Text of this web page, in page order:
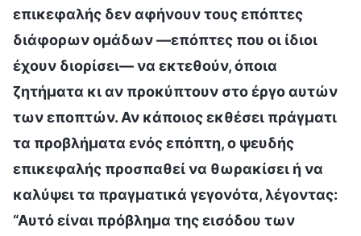
επικεφαλής δεν αφήνουν τους επόπτες
διάφορων ομάδων —επόπτες που οι ίδιοι
έχουν διορίσει— να εκτεθούν, όποια
ζητήματα κι αν προκύπτουν στο έργο αυτών
των εποπτών. Αν κάποιος εκθέσει πράγματι
τα προβλήματα ενός επόπτη, ο ψευδής
επικεφαλής προσπαθεί να θωρακίσει ή να
καλύψει τα πραγματικά γεγονότα, λέγοντας:
“Αυτό είναι πρόβλημα της εισόδου των